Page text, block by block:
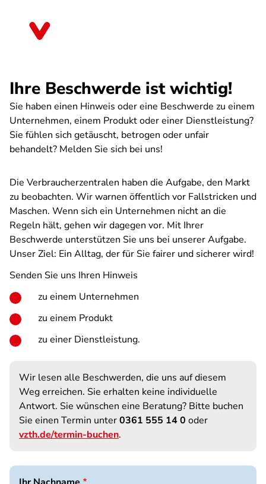
Ihre Beschwerde ist wichtig!
Sie haben einen Hinweis oder eine Beschwerde zu einem
Unternehmen, einem Produkt oder einer Dienstleistung?
Sie fühlen sich getäuscht, betrogen oder unfair
behandelt? Melden Sie sich bei uns!
Die Verbraucherzentralen haben die Aufgabe, den Markt
zu beobachten. Wir warnen öffentlich vor Fallstricken und
Maschen. Wenn sich ein Unternehmen nicht an die
Regeln hält, gehen wir dagegen vor. Mit Ihrer
Beschwerde unterstützen Sie uns bei unserer Aufgabe.
Unser Ziel: Ein Alltag, der für Sie fairer und sicherer wird!
Senden Sie uns Ihren Hinweis
zu einem Unternehmen
zu einem Produkt
zu einer Dienstleistung.
Wir lesen alle Beschwerden, die uns auf diesem
Weg erreichen. Sie erhalten keine individuelle
Antwort. Sie wünschen eine Beratung? Bitte buchen
Sie einen Termin unter0361 555 14 0 oder
vzth.de/termin-buchen.